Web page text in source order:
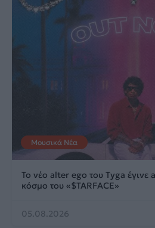
Μουσικά Νέα
Το νέο alter ego του Tyga έγινε
κόσμο του «$TARFACE»
05.08.2026